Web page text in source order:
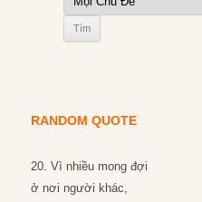
RANDOM QUOTE
20. Vì nhiều mong đợi
ở nơi người khác,